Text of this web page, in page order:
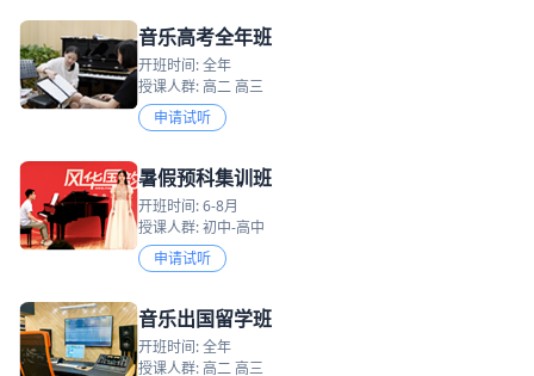
音乐高考全年班
开班时间: 全年
授课人群: 高二 高三
申请试听
暑假预科集训班
开班时间: 6-8月
授课人群: 初中-高中
申请试听
音乐出国留学班
开班时间: 全年
授课人群: 高二 高三